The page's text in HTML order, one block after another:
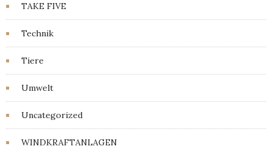
TAKE FIVE
Technik
Tiere
Umwelt
Uncategorized
WINDKRAFTANLAGEN